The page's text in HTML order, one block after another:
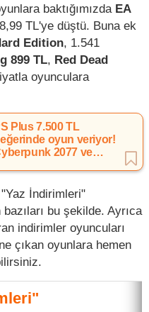
baktığımızda EA
TL'ye düştü. Buna ek
Edition, 1.541
899 TL, Red Dead
oyunculara
Plus 7.500 TL
oyun veriyor!
2077 ve
İndirimleri"
bu şekilde. Ayrıca
indirimler oyuncuları
çıkan oyunlara hemen